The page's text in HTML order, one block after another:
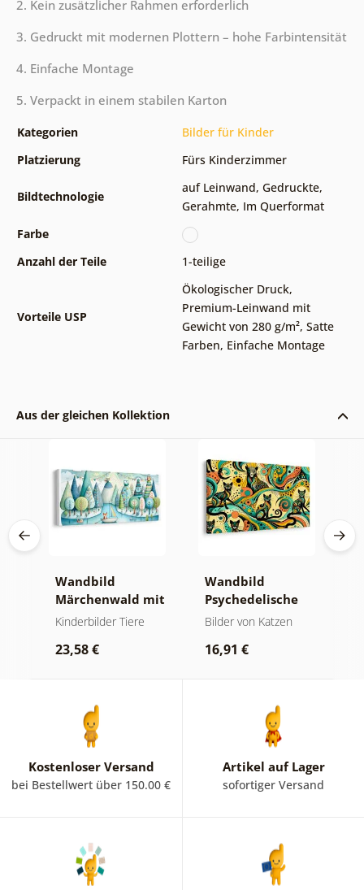
2. Kein zusätzlicher Rahmen erforderlich
3. Gedruckt mit modernen Plottern – hohe Farbintensität
4. Einfache Montage
5. Verpackt in einem stabilen Karton
Kategorien
Bilder für Kinder
Platzierung
Fürs Kinderzimmer
Bildtechnologie
auf Leinwand, Gedruckte,
Gerahmte, Im Querformat
Farbe
Anzahl der Teile
1-teilige
Vorteile USP
Ökologischer Druck,
Premium-Leinwand mit
Gewicht von 280 g/m², Satte
Farben, Einfache Montage
Aus der gleichen Kollektion
Wandbild
Märchenwald mit
Fuchs und Eulen
Kinderbilder Tiere
23,58 €
Wandbild
Psychedelische
Katzen
Bilder von Katzen
16,91 €
Kostenloser Versand
bei Bestellwert über 150.00 €
Artikel auf Lager
sofortiger Versand